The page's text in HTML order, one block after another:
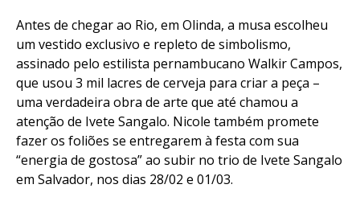
Antes de chegar ao Rio, em Olinda, a musa escolheu
um vestido exclusivo e repleto de simbolismo,
assinado pelo estilista pernambucano Walkir Campos,
que usou 3 mil lacres de cerveja para criar a peça –
uma verdadeira obra de arte que até chamou a
atenção de Ivete Sangalo. Nicole também promete
fazer os foliões se entregarem à festa com sua
“energia de gostosa” ao subir no trio de Ivete Sangalo
em Salvador, nos dias 28/02 e 01/03.